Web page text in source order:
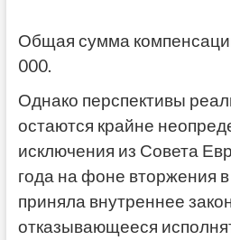
Общая сумма
000.
Однако перспективы
остаются крайне
исключения из Совета
года на фоне вторжения
приняла внутреннее
отказывающееся